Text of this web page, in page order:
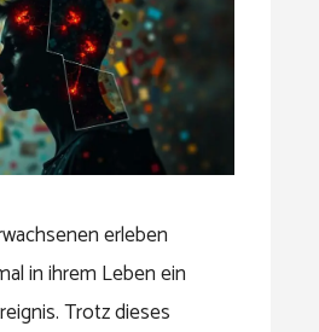
erleben
in ihrem Leben ein
Trotz dieses